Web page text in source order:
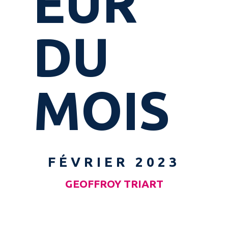
DU
MOIS
FÉVRIER 2023
GEOFFROY TRIART